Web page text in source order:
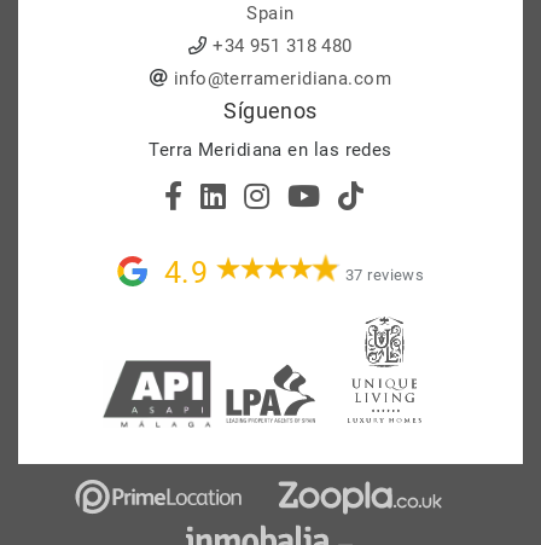
Spain
+34 951 318 480
info@terrameridiana.com
Síguenos
Terra Meridiana en las redes
4.9 37 reviews